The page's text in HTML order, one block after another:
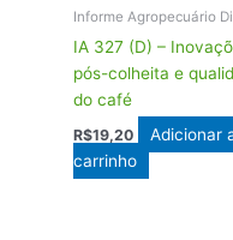
Informe Agropecuário
IA 327 (D) –
pós-colheita e
do café
R$19,20
Adicionar
carrinho